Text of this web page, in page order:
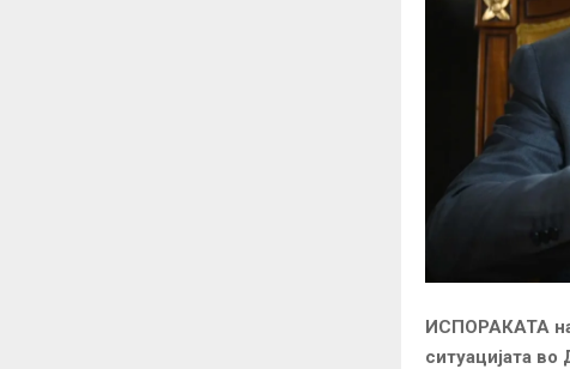
ИСПОРАКАТА на
ситуацијата